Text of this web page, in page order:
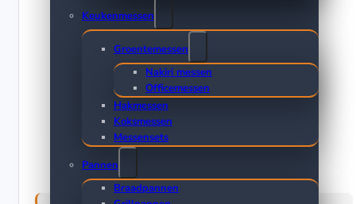
Keukenmessen
Groentemessen
Nakiri messen
Officemessen
Hakmessen
Koksmessen
Messensets
Pannen
Braadpannen